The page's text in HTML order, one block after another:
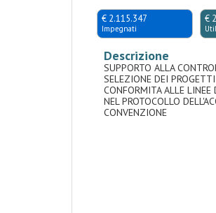
€ 2.115.347
Impegnati
€
Descrizione
SUPPORTO ALLA
SELEZIONE DEI
CONFORMITA ALLE
NEL PROTOCOLLO
CONVENZIONE